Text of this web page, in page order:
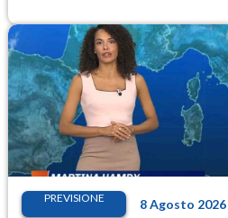
PREVISIONE 8 Agosto 2026